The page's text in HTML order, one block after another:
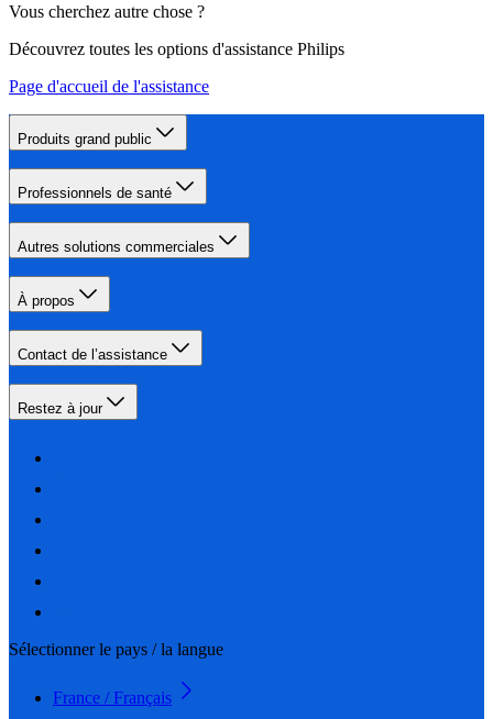
Vous cherchez autre chose ?
Découvrez toutes les options d'assistance Philips
Page d'accueil de l'assistance
Produits grand public
Professionnels de santé
Autres solutions commerciales
À propos
Contact de l’assistance
Restez à jour
Sélectionner le pays / la langue
France / Français